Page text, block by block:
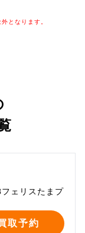
となります。
ェリスたまプ
取予約